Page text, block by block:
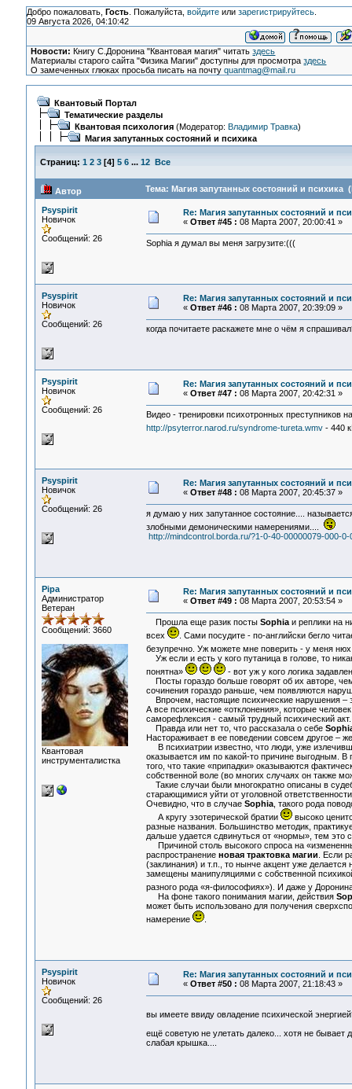
Добро пожаловать, Гость. Пожалуйста, войдитеили зарегистрируйтесь.
09 Августа 2026, 04:10:42
Новости: Книгу С.Доронина "Квантовая магия" читатьздесь
Материалы старого сайта "Физика Магии" доступны для просмотраздесь
О замеченных глюках просьба писать на почтуquantmag@mail.ru
Квантовый Портал
Тематические разделы
Квантовая психология(Модератор: Владимир Травка)
Магия запутанных состояний и психика
Страниц: 1 2 3[4] 5 6 ... 12 Все
Автор Тема: Магия запутанных состояний и психика
Psyspirit
Новичок
Сообщений: 26
Re: Магия запутанных состояний и
« Ответ #45 : 08 Марта 2007, 20:00:41 »
Sophia я думал вы меня загрузите:(((
Psyspirit
Новичок
Сообщений: 26
Re: Магия запутанных состояний и
« Ответ #46 : 08 Марта 2007, 20:39:09 »
когда почитаете раскажете мне о чём я
Psyspirit
Новичок
Сообщений: 26
Re: Магия запутанных состояний и
« Ответ #47 : 08 Марта 2007, 20:42:31 »
Видео - тренировки психотронных преступников
http://psyterror.narod.ru/syndrome-tureta.wmv- 440
Psyspirit
Новичок
Сообщений: 26
Re: Магия запутанных состояний и
« Ответ #48 : 08 Марта 2007, 20:45:37 »
я думаю у них запутанное состояние....
злобными демоническими намерениями....
http://mindcontrol.borda.ru/?1-0-40-00000079-000-0-
Pipa
Администратор
Ветеран
Сообщений: 3660
Квантовая
инструменталистка
Re: Магия запутанных состояний и
« Ответ #49 : 08 Марта 2007, 20:53:54 »
Прошла еще разик посты Sophiaи реплики на
всех
. Сами посудите - по-английски бегло
безупречно. Уж можете мне поверить - у меня
Уж если и есть у кого путаница в голове, то
понятна»
- вот уж у кого логика
Посты гораздо больше говорят об их авторе,
сочинения гораздо раньше, чем появляются
Впрочем, настоящие психические нарушения –
А все психические «отклонения», которые
саморефлексия - самый трудный психический акт.
Правда или нет то, что рассказала о себе
Настораживает в ее поведении совсем другое –
В психиатрии известно, что люди, уже
оказывается им по какой-то причине выгодным.
того, что такие «припадки» оказываются
собственной воле (во многих случаях он также
Такие случаи были многократно описаны в
старающимися уйти от уголовной
Очевидно, что в случае Sophia, такого рода
А кругу эзотерической братии
высоко
разные названия. Большинство методик,
дальше удается сдвинуться от «нормы», тем это
Причиной столь высокого спроса на
распространение новая трактовка магии . Если
(заклинания) и т.п., то нынче акцент уже
замещены манипуляциями с собственной
разного рода «я-философиях»). И даже у
На фоне такого понимания магии, действия
может быть использовано для получения
намерение
.
Psyspirit
Новичок
Сообщений: 26
Re: Магия запутанных состояний и
« Ответ #50 : 08 Марта 2007, 21:18:43 »
вы имеете ввиду овладение психической
ещё советую не улетать далеко... хотя не бывает
слабая крышка....